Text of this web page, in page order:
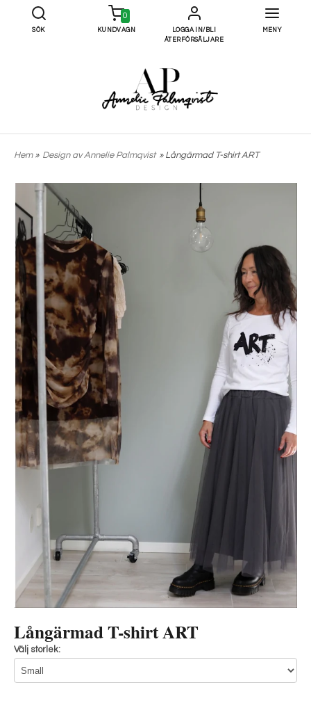
SÖK
0
KUNDVAGN
LOGGA IN/BLI
ÅTERFÖRSÄLJARE
MENY
Hem» Design av Annelie Palmqvist » Långärmad T-shirt ART
Långärmad T-shirt ART
Välj storlek: